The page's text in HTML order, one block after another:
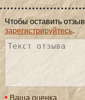
Чтобы оставить
зарегистрируйтесь.
Ваша оценка